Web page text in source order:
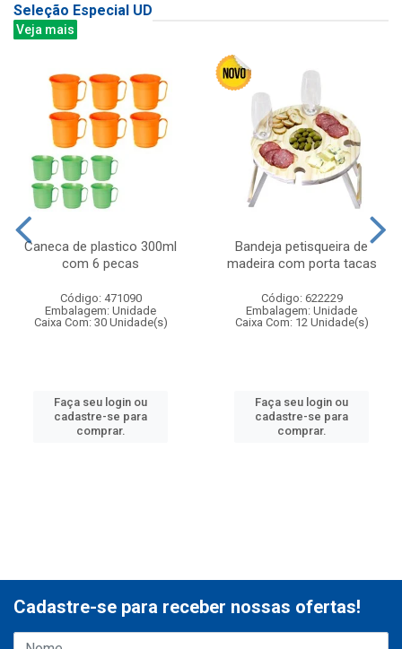
Seleção Especial UD
Veja mais
Caneca de plastico 300ml
com 6 pecas
Código: 471090
Embalagem: Unidade
Caixa Com: 30 Unidade(s)
Faça seu login ou
cadastre-se para
comprar.
Bandeja petisqueira de
madeira com porta tacas
Código: 622229
Embalagem: Unidade
Caixa Com: 12 Unidade(s)
Faça seu login ou
cadastre-se para
comprar.
Cadastre-se para receber nossas ofertas!